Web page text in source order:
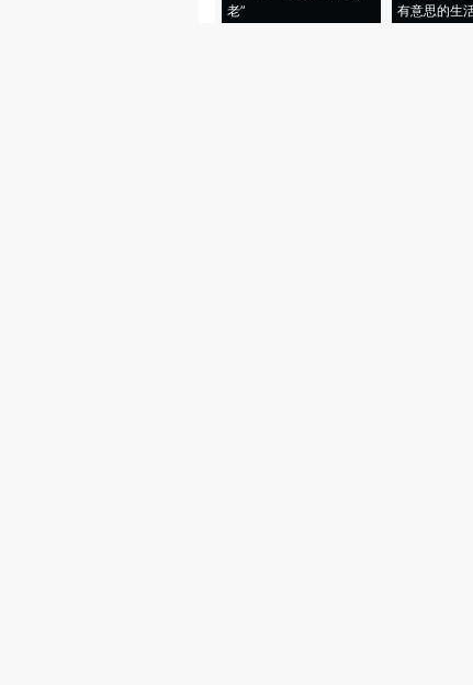
老”
有意思的生